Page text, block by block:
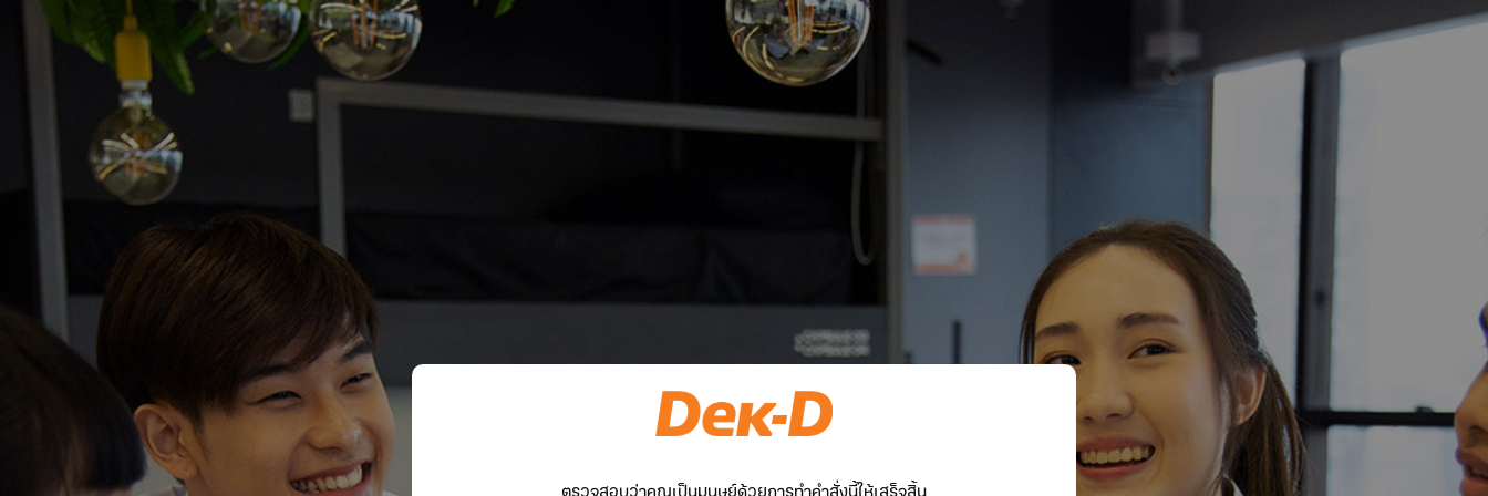
ตรวจสอบว่าคุณเป็นมนุษย์ด้วยการทำคำสั่งนี้ให้เสร็จสิ้น